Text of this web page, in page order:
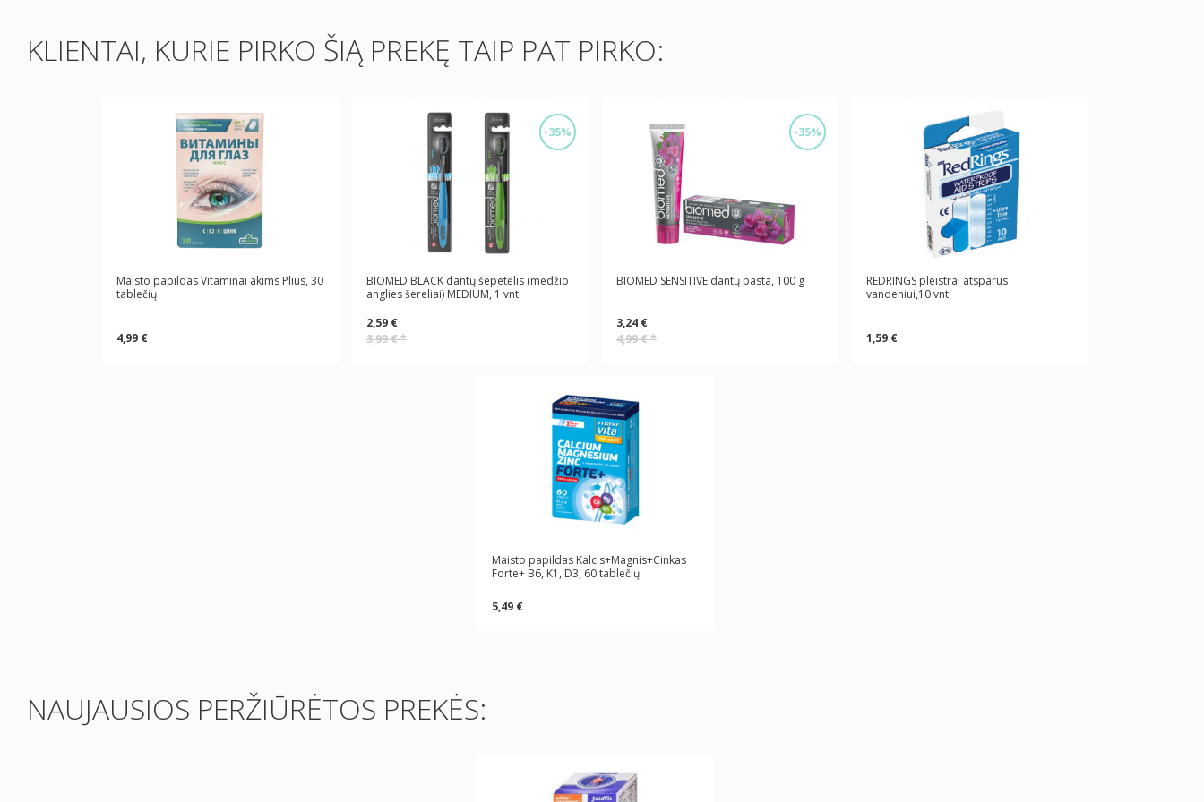
KLIENTAI, KURIE PIRKO ŠIĄ PREKĘ TAIP PAT PIRKO:
Maisto papildas Vitaminai akims Plius, 30
tablečių
4,99 €
-35%
BIOMED BLACK dantų šepetėlis (medžio
anglies šereliai) MEDIUM, 1 vnt.
2,59 €
3,99 €*
-35%
BIOMED SENSITIVE dantų pasta, 100 g
3,24 €
4,99 €*
REDRINGS pleistrai atsparūs
vandeniui,10 vnt.
1,59 €
Maisto papildas Kalcis+Magnis+Cinkas
Forte+ B6, K1, D3, 60 tablečių
5,49 €
NAUJAUSIOS PERŽIŪRĖTOS PREKĖS: